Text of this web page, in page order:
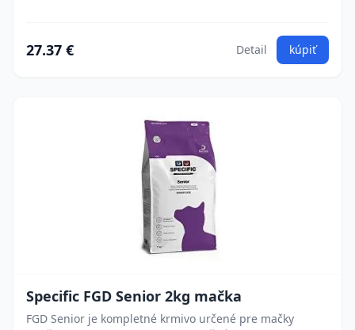
27.37 € Detail kúpiť
Specific FGD Senior 2kg mačka
FGD Senior je kompletné krmivo určené pre mačky